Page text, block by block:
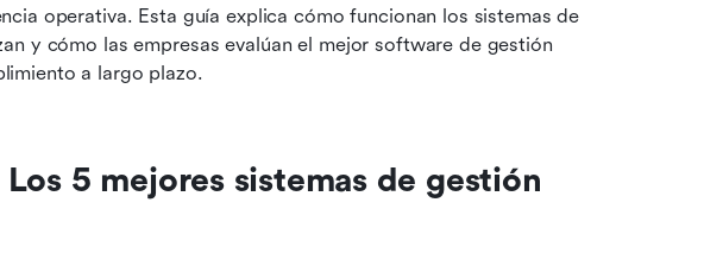
operativa. Esta guía explica cómo funcionan los sistemas de
y cómo las empresas evalúan el mejor software de gestión
a largo plazo.
5 mejores sistemas de gestión